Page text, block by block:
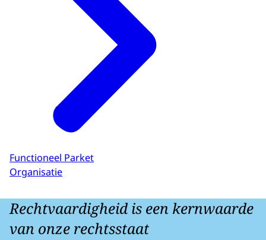
Functioneel Parket
Organisatie
Rechtvaardigheid is een kernwaarde
van onze rechtsstaat